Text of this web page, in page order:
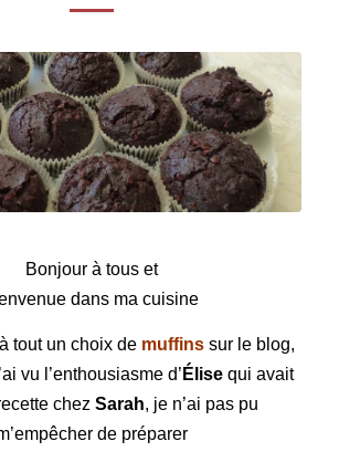
Bonjour à tous et
dans ma cuisine
tout un choix de muffinssur le blog,
vu l’enthousiasme d’ Élise qui avait
chezSarah, je n’ai pas pu
de préparer